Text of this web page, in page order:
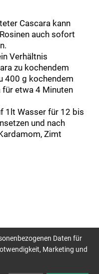
Cascara kann
auch sofort
Verhältnis
zu kochendem
400 g kochendem
für etwa 4 Minuten
1lt Wasser für 12 bis
und nach
Zimt
Daten für
Marketing und